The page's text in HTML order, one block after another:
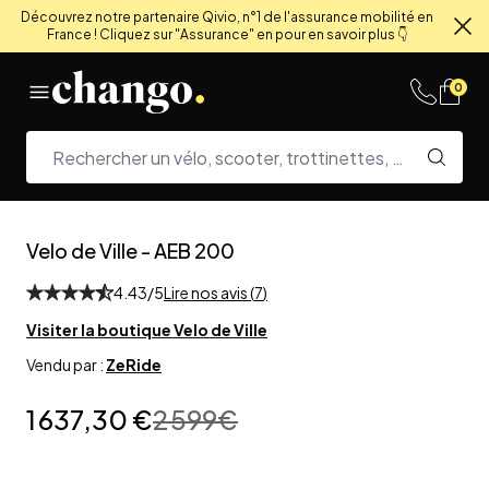
Découvrez notre partenaire Qivio, n°1 de l'assurance mobilité en
France ! Cliquez sur "Assurance" en pour en savoir plus 👇
0
Velo de Ville-AEB 200
4.43/5Lire nos avis (7)
Visiter la boutiqueVelo de Ville
Vendu par : ZeRide
1 637,30 €2 599€